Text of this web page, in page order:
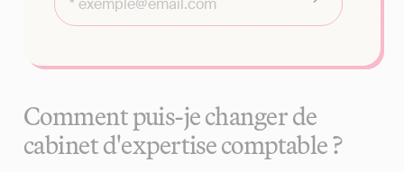
Comment puis-je changer de
cabinet d'expertise comptable ?